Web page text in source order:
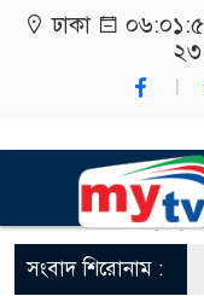
ঢাকা
২৩
সংবাদ শিরোনাম :